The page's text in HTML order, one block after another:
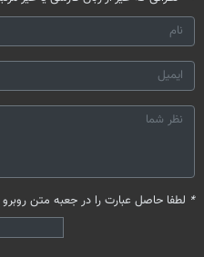
* لطفا حاصل عبارت را در جعبه متن روبرو